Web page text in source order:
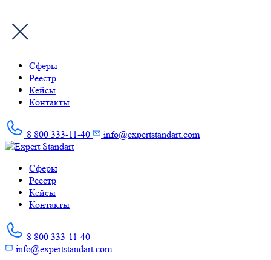
Сферы
Реестр
Кейсы
Контакты
8 800 333-11-40
info@expertstandart.com
Skip
contentСферы
Реестр
Кейсы
Контакты
8 800 333-11-40
info@expertstandart.com